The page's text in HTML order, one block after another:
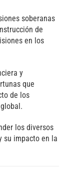
soberanas
de
en los
y
que
de los
los diversos
su impacto en la